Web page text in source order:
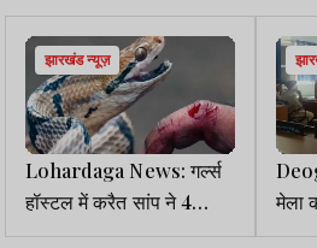
लाख रु. मुआवजा
झारखंड न्यूज़
Lohardaga News: गर्ल्स
हॉस्टल में करैत सांप ने 4
छात्राओं को डसा, एक की मौत
मेला
बढ़ने